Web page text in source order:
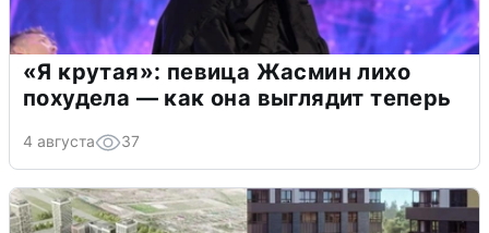
«Я крутая»: певица Жасмин лихо
похудела — как она выглядит теперь
4 августа 37